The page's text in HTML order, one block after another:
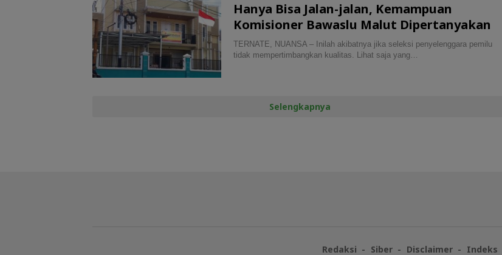
Hanya Bisa Jalan-jalan, Kemampuan
Komisioner Bawaslu Malut Dipertanyakan
TERNATE, NUANSA – Inilah akibatnya jika seleksi penyelenggara pemilu
tidak mempertimbangkan kualitas. Lihat saja yang…
Selengkapnya
Redaksi Siber Disclaimer Indeks